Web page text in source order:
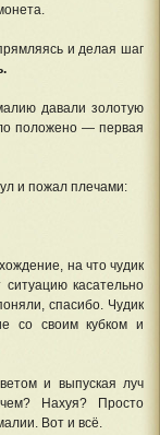
и делая шаг
давали золотую
положено — первая
и пожал плечами:
на что чудик
касательно
спасибо. Чудик
со своим кубком и
и выпуская луч
Нахуя? Просто
Вот и всё.